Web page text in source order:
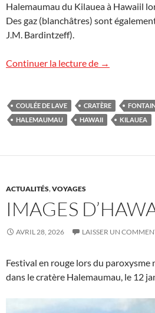
Halemaumau du Kilauea à Hawaiil
Des gaz (blanchâtres) sont
J.M. Bardintzeff).
Continuer la lecture de Image
→
COULÉE DE LAVE CRATÈRE
HALEMAUMAU
HAWAII KILAUEA
ACTUALITÉS,VOYAGES
IMAGES
AVRIL 28, 2026 LAISSER UN
Festival en rouge lors du paroxysme
dans le cratère Halemaumau, le 12